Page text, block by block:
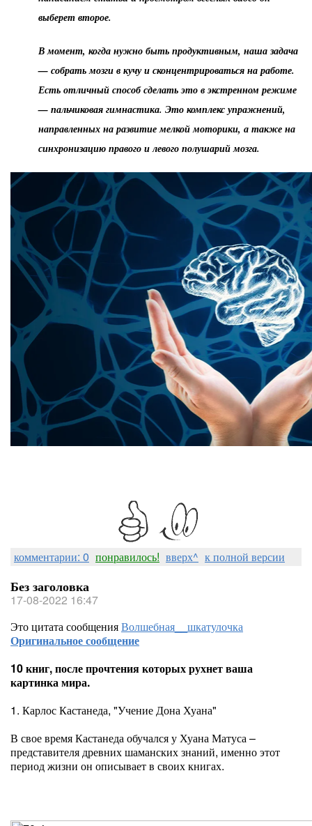
выберет второе.
В момент, когда нужно быть продуктивным, наша задача
— собрать мозги в кучу и сконцентрироваться на работе.
Есть отличный способ сделать это в экстренном режиме
— пальчиковая гимнастика. Это комплекс упражнений,
направленных на развитие мелкой моторики, а также на
синхронизацию правого и левого полушарий мозга.
комментарии: 0 понравилось! вверх^ к полной версии
Без заголовка
17-08-2022 16:47
Это цитата сообщенияВолшебная__шкатулочка
Оригинальное сообщение
10 книг, после прочтения которых рухнет ваша
картинка мира.
1. Карлос Кастанеда, "Учение Дона Хуана"
В свое время Кастанеда обучался у Хуана Матуса –
представителя древних шаманских знаний, именно этот
период жизни он описывает в своих книгах.